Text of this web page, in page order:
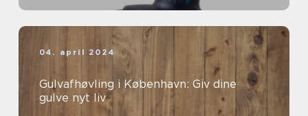
04. april 2024
Gulvafhøvling i København: Giv dine
gulve nyt liv